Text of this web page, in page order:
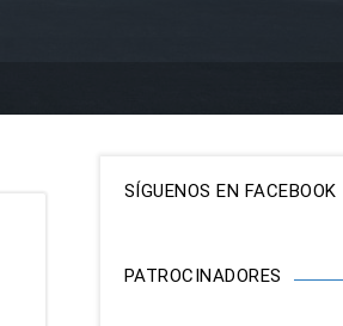
SÍGUENOS EN FACEBOOK
PATROCINADORES